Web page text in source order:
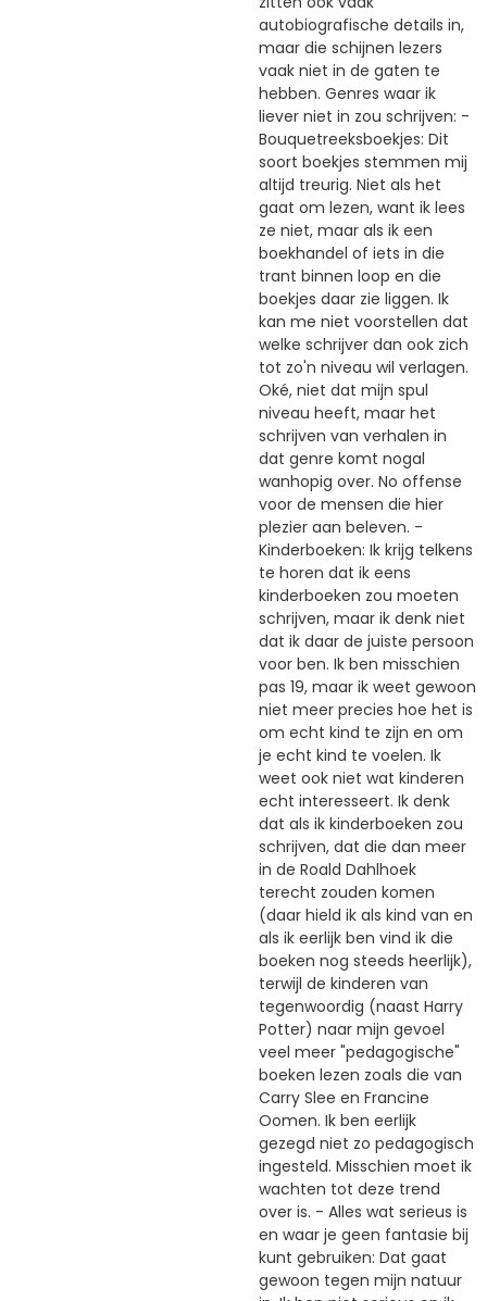
autobiografische details in,
maar die schijnen lezers
vaak niet in de gaten te
hebben. Genres waar ik
liever niet in zou schrijven: -
Bouquetreeksboekjes: Dit
soort boekjes stemmen mij
altijd treurig. Niet als het
gaat om lezen, want ik lees
ze niet, maar als ik een
boekhandel of iets in die
trant binnen loop en die
boekjes daar zie liggen. Ik
kan me niet voorstellen dat
welke schrijver dan ook zich
tot zo'n niveau wil verlagen.
Oké, niet dat mijn spul
niveau heeft, maar het
schrijven van verhalen in
dat genre komt nogal
wanhopig over. No offense
voor de mensen die hier
plezier aan beleven. -
Kinderboeken: Ik krijg telkens
te horen dat ik eens
kinderboeken zou moeten
schrijven, maar ik denk niet
dat ik daar de juiste persoon
voor ben. Ik ben misschien
pas 19, maar ik weet gewoon
niet meer precies hoe het is
om echt kind te zijn en om
je echt kind te voelen. Ik
weet ook niet wat kinderen
echt interesseert. Ik denk
dat als ik kinderboeken zou
schrijven, dat die dan meer
in de Roald Dahlhoek
terecht zouden komen
(daar hield ik als kind van en
als ik eerlijk ben vind ik die
boeken nog steeds heerlijk),
terwijl de kinderen van
tegenwoordig (naast Harry
Potter) naar mijn gevoel
veel meer "pedagogische"
boeken lezen zoals die van
Carry Slee en Francine
Oomen. Ik ben eerlijk
gezegd niet zo pedagogisch
ingesteld. Misschien moet ik
wachten tot deze trend
over is. - Alles wat serieus is
en waar je geen fantasie bij
kunt gebruiken: Dat gaat
gewoon tegen mijn natuur